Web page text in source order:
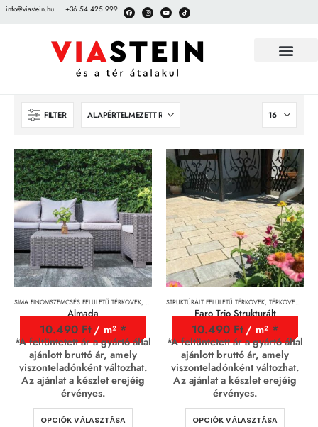
info@viastein.hu +36 54 425 999
FILTER
SIMA FINOMSZEMCSÉS FELÜLETŰ TÉRKÖVEK, TÉRKÖVEK, TÉRKŐRENDSZEREK ÉS LAPOK
Almada
10.490 Ft/ m²
*A feltüntetett ár a gyártó által
ajánlott bruttó ár, amely
viszonteladónként változhat.
Az ajánlat a készlet erejéig
érvényes.
OPCIÓK VÁLASZTÁSA
STRUKTÚRÁLT FELÜLETŰ TÉRKÖVEK, TÉRKÖVEK, TÉRKŐRENDSZEREK ÉS LAPOK
Faro Trio Strukturált
10.490 Ft/ m²
*A feltüntetett ár a gyártó által
ajánlott bruttó ár, amely
viszonteladónként változhat.
Az ajánlat a készlet erejéig
érvényes.
OPCIÓK VÁLASZTÁSA